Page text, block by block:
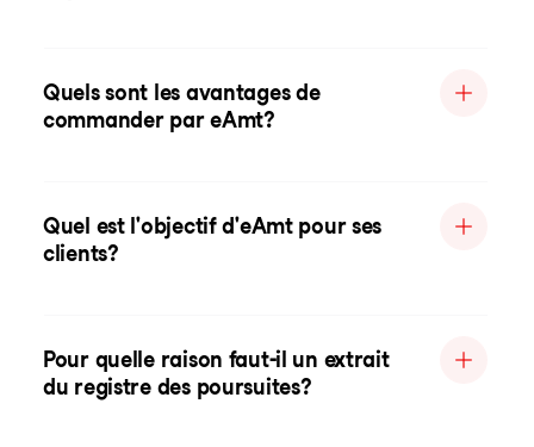
Quels sont les avantages de
commander par eAmt?
Quel est l'objectif d'eAmt pour ses
clients?
Pour quelle raison faut-il un extrait
du registre des poursuites?